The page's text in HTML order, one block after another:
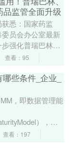
监管全面升级
悉：国家药监
员会办公室最新
强化普瑞巴林口
成瘾性药品全链
查看：95
些条件_企业_
，即数据管理能
），是
力水平的一套标
查看：197